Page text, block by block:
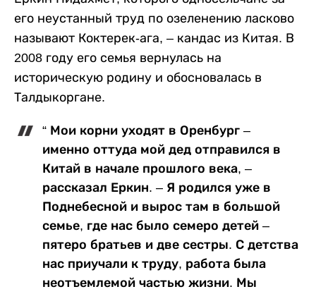
его неустанный труд по озеленению ласково
называют Коктерек-ага, – кандас из Китая. В
2008 году его семья вернулась на
историческую родину и обосновалась в
Талдыкоргане.
“ Мои корни уходят в Оренбург –
именно оттуда мой дед отправился в
Китай в начале прошлого века, –
рассказал Еркин. – Я родился уже в
Поднебесной и вырос там в большой
семье, где нас было семеро детей –
пятеро братьев и две сестры. С детства
нас приучали к труду, работа была
неотъемлемой частью жизни. Мы